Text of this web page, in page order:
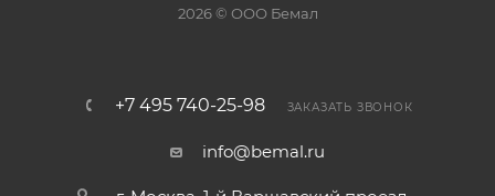
2026 © ООО Бемал
+7 495 740-25-98 ЗАКАЗАТЬ ЗВОНОК
info@bemal.ru